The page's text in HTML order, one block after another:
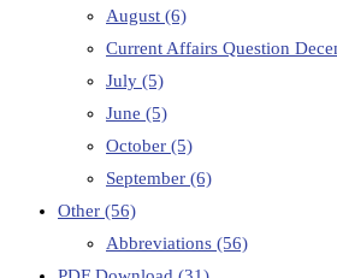
August (6)
Current Affairs Question
July (5)
June (5)
October (5)
September (6)
Other (56)
Abbreviations (56)